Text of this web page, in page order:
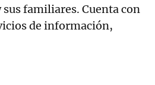
familiares. Cuenta con
de información,